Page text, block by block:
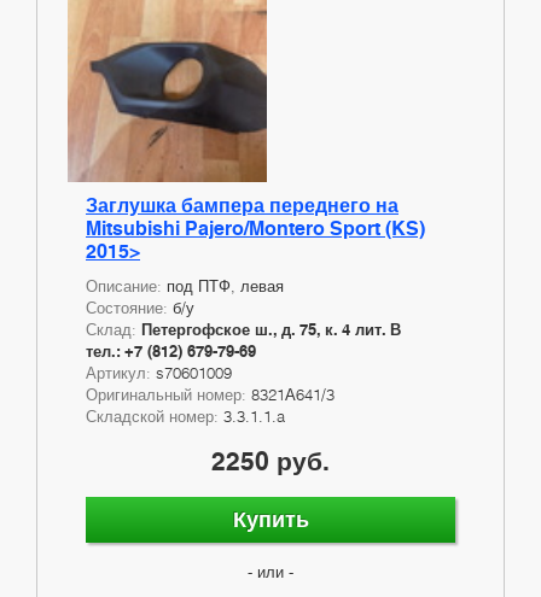
Заглушка бампера переднего на
Mitsubishi Pajero/Montero Sport (KS)
2015>
Описание: под ПТФ, левая
Состояние: б/у
Склад: Петергофское ш., д. 75, к. 4 лит. В
тел.: +7 (812) 679-79-69
Артикул: s70601009
Оригинальный номер: 8321А641/3
Складской номер: 3.3.1.1.a
2250 руб.
Купить
- или -